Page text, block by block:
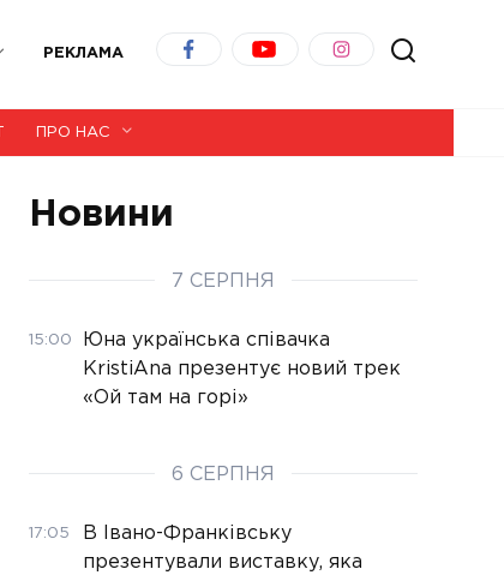
РЕКЛАМА
ПРО НАС
Новини
7 СЕРПНЯ
15:00
Юна українська співачка
KristiAna презентує новий трек
«Ой там на горі»
6 СЕРПНЯ
17:05
В Івано-Франківську
презентували виставку, яка